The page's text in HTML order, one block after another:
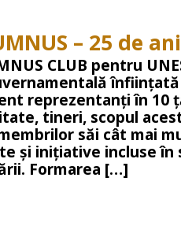
– 25 de ani
CLUB pentru
înființată
reprezentanți în 10
tineri, scopul
săi cât mai
și inițiative incluse
Formarea […]